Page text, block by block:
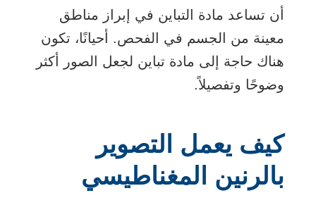
أن تساعد مادة التباين في إبراز مناطق
معينة من الجسم في الفحص. أحيانًا، تكون
هناك حاجة إلى مادة تباين لجعل الصور أكثر
وضوحًا وتفصيلاً.
كيف يعمل التصوير
بالرنين المغناطيسي